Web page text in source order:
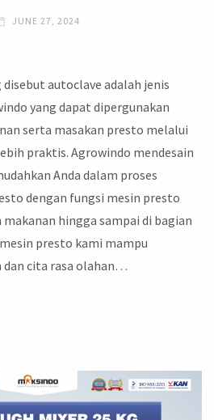
JUNE 27, 2024
autoclave adalah jenis
yang dapat dipergunakan
serta masakan presto melalui
praktis. Agrowindo mendesain
Anda dalam proses
dengan fungsi mesin presto
hingga sampai di bagian
presto kami mampu
cita rasa olahan…